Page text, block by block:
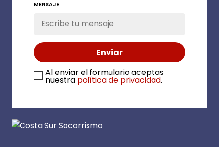
MENSAJE
Al enviar el formulario aceptas
nuestra política de privacidad.